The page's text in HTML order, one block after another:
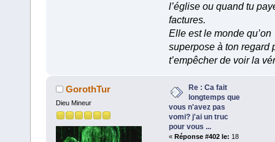
l’église ou quand tu
factures.
Elle est le monde qu’on
superpose à ton regard
t’empêcher de voir la
GorothTur
Dieu Mineur
Re : Ca fait
longtemps que
vous n'avez pas
vomi? j'ai un truc
pour vous ...
« Réponse #402 le: 18